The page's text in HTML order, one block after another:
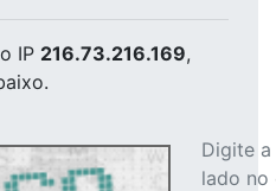
IP 216.73.216.169,
Digite
lado no